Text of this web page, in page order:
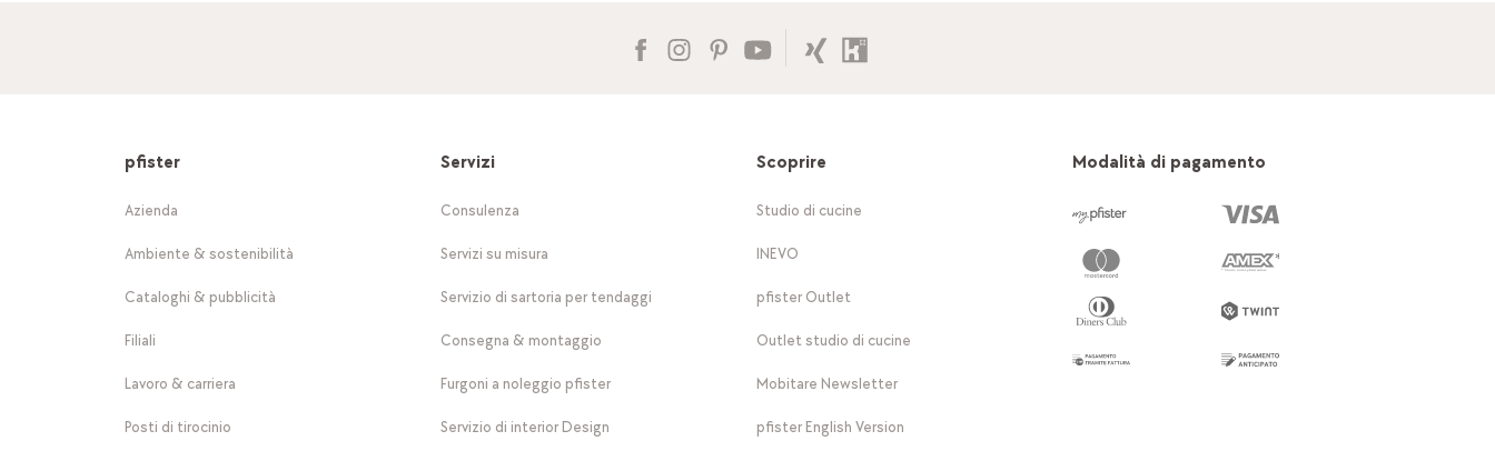
pfister
Azienda
Ambiente & sostenibilità
Cataloghi & pubblicità
Filiali
Lavoro & carriera
Posti di tirocinio
Servizi
Consulenza
Servizi su misura
Servizio di sartoria per tendaggi
Consegna & montaggio
Furgoni a noleggio pfister
Servizio di interior Design
Scoprire
Studio di cucine
INEVO
pfister Outlet
Outlet studio di cucine
Mobitare Newsletter
pfister English Version
Modalità di pagamento